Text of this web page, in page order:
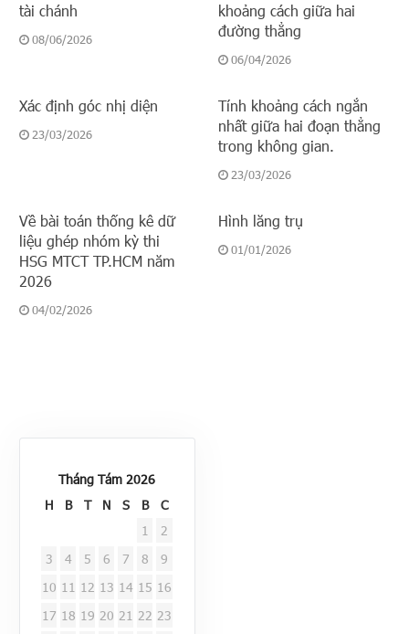
tài chánh
08/06/2026
khoảng cách giữa hai
đường thẳng
06/04/2026
Xác định góc nhị diện
23/03/2026
Tính khoảng cách ngắn
nhất giữa hai đoạn thẳng
trong không gian.
23/03/2026
Về bài toán thống kê dữ
liệu ghép nhóm kỳ thi
HSG MTCT TP.HCM năm
2026
04/02/2026
Hình lăng trụ
01/01/2026
Tháng Tám 2026
H
B T N S B
C
1
2
3
4 5 6 7 8
9
10 11 12 13 14 15 16
17 18 19 20 21 22 23